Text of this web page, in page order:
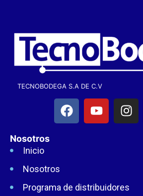
TECNOBODEGA S.A DE C.V
Nosotros
Inicio
Nosotros
Programa de distribuidores